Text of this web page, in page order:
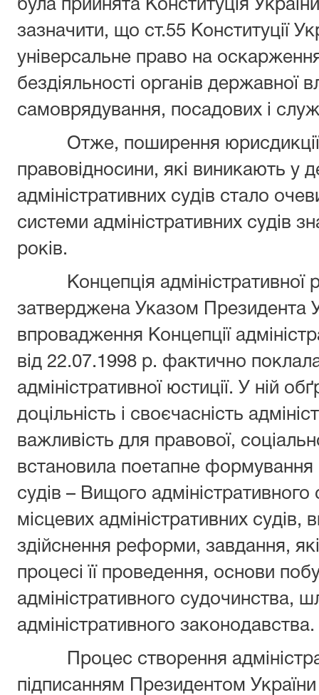
була прийнята Конституція
зазначити, що ст.55 Конституції
універсальне право на
бездіяльності органів державної
самоврядування, посадових і
Отже, поширення юрисдикції
правовідносини, які виникають у
адміністративних судів стало
системи адміністративних судів
років.
Концепція адміністративної
затверджена Указом Президента
впровадження Концепції
від 22.07.1998 р. фактично
адміністративної юстиції. У ній
доцільність і своєчасність
важливість для правової,
встановила поетапне формування
судів – Вищого адміністративного
місцевих адміністративних судів,
здійснення реформи, завдання,
процесі її проведення, основи
адміністративного судочинства,
адміністративного законодавства.
Процес створення
підписанням Президентом